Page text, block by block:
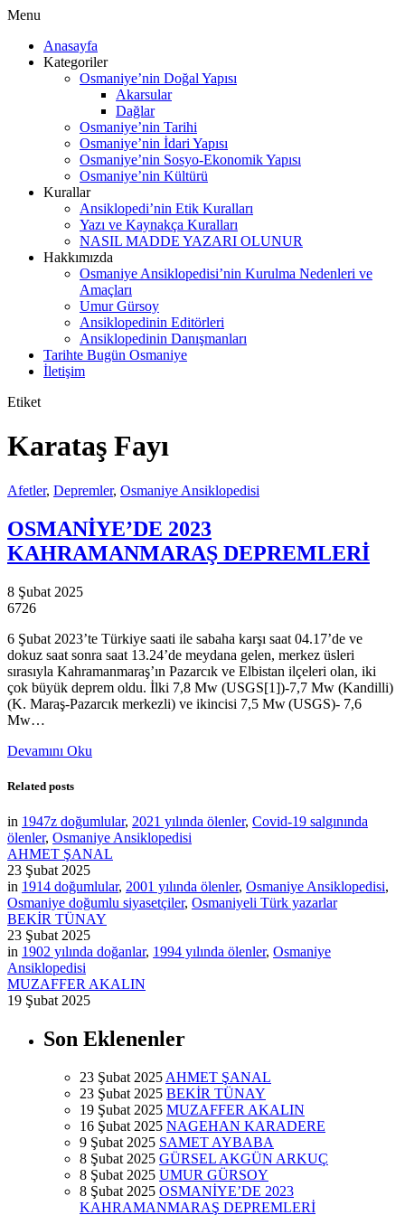
Menu
Anasayfa
Kategoriler
Osmaniye’nin Doğal Yapısı
Akarsular
Dağlar
Osmaniye’nin Tarihi
Osmaniye’nin İdari Yapısı
Osmaniye’nin Sosyo-Ekonomik Yapısı
Osmaniye’nin Kültürü
Kurallar
Ansiklopedi’nin Etik Kuralları
Yazı ve Kaynakça Kuralları
NASIL MADDE YAZARI OLUNUR
Hakkımızda
Osmaniye Ansiklopedisi’nin Kurulma Nedenleri ve
Amaçları
Umur Gürsoy
Ansiklopedinin Editörleri
Ansiklopedinin Danışmanları
Tarihte Bugün Osmaniye
İletişim
Etiket
Karataş Fayı
Afetler, Depremler, Osmaniye Ansiklopedisi
OSMANİYE’DE 2023
KAHRAMANMARAŞ DEPREMLERİ
8 Şubat 2025
6726
6 Şubat 2023’te Türkiye saati ile sabaha karşı saat 04.17’de ve
dokuz saat sonra saat 13.24’de meydana gelen, merkez üsleri
sırasıyla Kahramanmaraş’ın Pazarcık ve Elbistan ilçeleri olan, iki
çok büyük deprem oldu. İlki 7,8 Mw (USGS[1])-7,7 Mw (Kandilli)
(K. Maraş-Pazarcık merkezli) ve ikincisi 7,5 Mw (USGS)- 7,6
Mw…
Devamını Oku
Related posts
in 1947z doğumlular, 2021 yılında ölenler, Covid-19 salgınında
ölenler, Osmaniye Ansiklopedisi
AHMET ŞANAL
23 Şubat 2025
in 1914 doğumlular, 2001 yılında ölenler, Osmaniye Ansiklopedisi,
Osmaniye doğumlu siyasetçiler, Osmaniyeli Türk yazarlar
BEKİR TÜNAY
23 Şubat 2025
in 1902 yılında doğanlar, 1994 yılında ölenler, Osmaniye
Ansiklopedisi
MUZAFFER AKALIN
19 Şubat 2025
Son Eklenenler
23 Şubat 2025 AHMET ŞANAL
23 Şubat 2025 BEKİR TÜNAY
19 Şubat 2025 MUZAFFER AKALIN
16 Şubat 2025 NAGEHAN KARADERE
9 Şubat 2025 SAMET AYBABA
8 Şubat 2025 GÜRSEL AKGÜN ARKUÇ
8 Şubat 2025 UMUR GÜRSOY
8 Şubat 2025 OSMANİYE’DE 2023
KAHRAMANMARAŞ DEPREMLERİ